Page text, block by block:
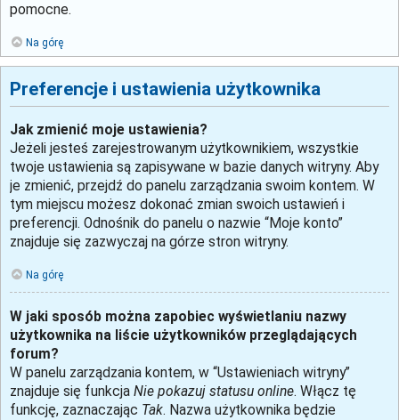
pomocne.
Na górę
Preferencje i ustawienia użytkownika
Jak zmienić moje ustawienia?
Jeżeli jesteś zarejestrowanym użytkownikiem, wszystkie
twoje ustawienia są zapisywane w bazie danych witryny. Aby
je zmienić, przejdź do panelu zarządzania swoim kontem. W
tym miejscu możesz dokonać zmian swoich ustawień i
preferencji. Odnośnik do panelu o nazwie “Moje konto”
znajduje się zazwyczaj na górze stron witryny.
Na górę
W jaki sposób można zapobiec wyświetlaniu nazwy
użytkownika na liście użytkowników przeglądających
forum?
W panelu zarządzania kontem, w “Ustawieniach witryny”
znajduje się funkcja Nie pokazuj statusu online. Włącz tę
funkcję, zaznaczając Tak. Nazwa użytkownika będzie